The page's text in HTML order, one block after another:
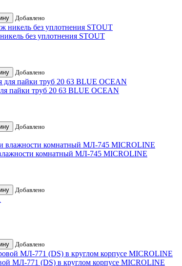
Добавлено
без уплотнения STOUT
Добавлено
пайки труб 20 63 BLUE OCEAN
Добавлено
комнатный МЛ-745 MICROLINE
Добавлено
Добавлено
МЛ-771 (DS) в круглом корпусе MICROLINE